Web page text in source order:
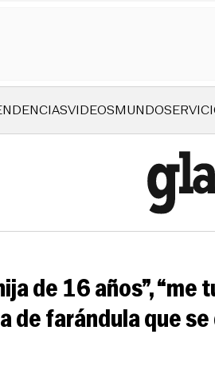
VIDEOSMUNDO
de 16 años”,
de farándula que